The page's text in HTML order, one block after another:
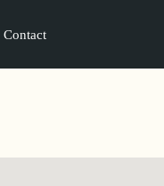
Contact